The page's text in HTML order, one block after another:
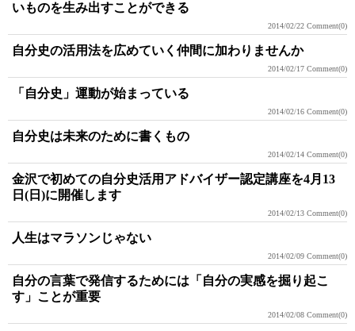
いものを生み出すことができる
2014/02/22 Comment(0)
自分史の活用法を広めていく仲間に加わりませんか
2014/02/17 Comment(0)
「自分史」運動が始まっている
2014/02/16 Comment(0)
自分史は未来のために書くもの
2014/02/14 Comment(0)
金沢で初めての自分史活用アドバイザー認定講座を4月13
日(日)に開催します
2014/02/13 Comment(0)
人生はマラソンじゃない
2014/02/09 Comment(0)
自分の言葉で発信するためには「自分の実感を掘り起こ
す」ことが重要
2014/02/08 Comment(0)